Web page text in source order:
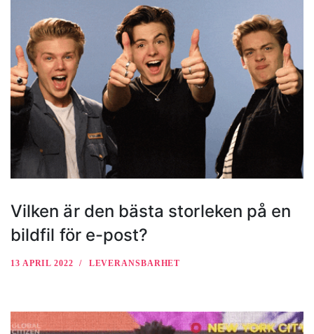
Vilken är den bästa storleken på en
bildfil för e-post?
13 APRIL 2022 LEVERANSBARHET